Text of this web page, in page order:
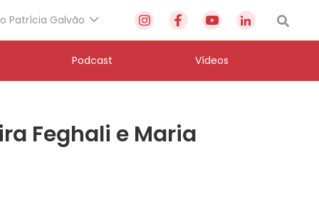
Patrícia Galvão
Podcast Vídeos
Feghali e Maria